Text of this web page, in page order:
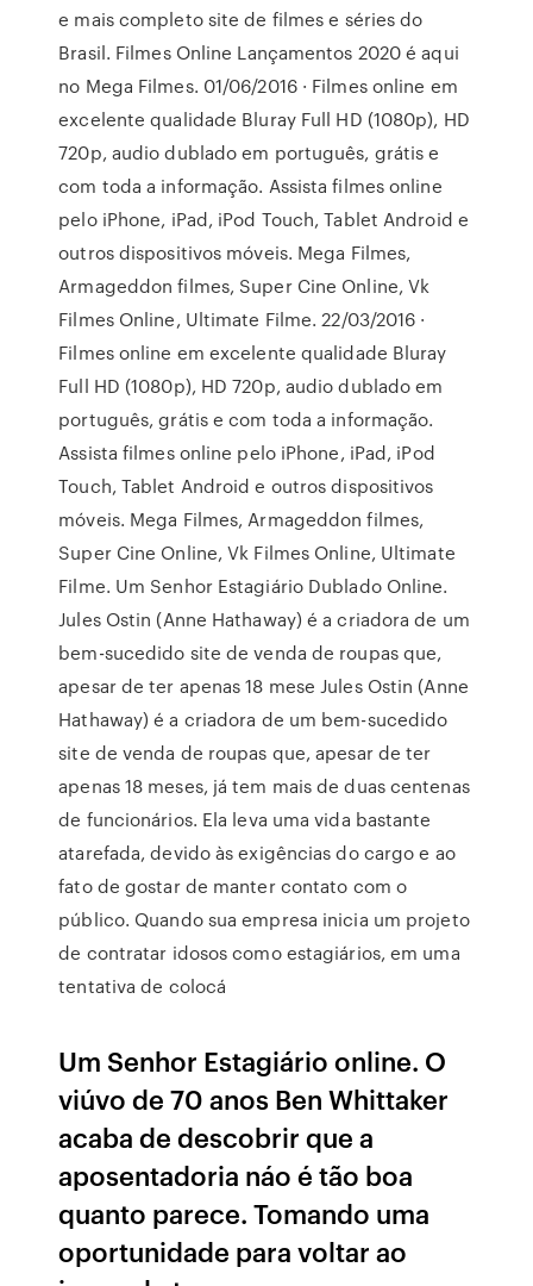
e mais completo site de filmes e séries do
Brasil. Filmes Online Lançamentos 2020 é aqui
no Mega Filmes. 01/06/2016 · Filmes online em
excelente qualidade Bluray Full HD (1080p), HD
720p, audio dublado em português, grátis e
com toda a informação. Assista filmes online
pelo iPhone, iPad, iPod Touch, Tablet Android e
outros dispositivos móveis. Mega Filmes,
Armageddon filmes, Super Cine Online, Vk
Filmes Online, Ultimate Filme. 22/03/2016 ·
Filmes online em excelente qualidade Bluray
Full HD (1080p), HD 720p, audio dublado em
português, grátis e com toda a informação.
Assista filmes online pelo iPhone, iPad, iPod
Touch, Tablet Android e outros dispositivos
móveis. Mega Filmes, Armageddon filmes,
Super Cine Online, Vk Filmes Online, Ultimate
Filme. Um Senhor Estagiário Dublado Online.
Jules Ostin (Anne Hathaway) é a criadora de um
bem-sucedido site de venda de roupas que,
apesar de ter apenas 18 mese Jules Ostin (Anne
Hathaway) é a criadora de um bem-sucedido
site de venda de roupas que, apesar de ter
apenas 18 meses, já tem mais de duas centenas
de funcionários. Ela leva uma vida bastante
atarefada, devido às exigências do cargo e ao
fato de gostar de manter contato com o
público. Quando sua empresa inicia um projeto
de contratar idosos como estagiários, em uma
tentativa de colocá
Um Senhor Estagiário online. O
viúvo de 70 anos Ben Whittaker
acaba de descobrir que a
aposentadoria náo é tão boa
quanto parece. Tomando uma
oportunidade para voltar ao